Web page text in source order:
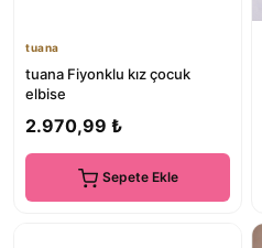
tuana
tuana Fiyonklu kız çocuk
elbise
2.970,99 ₺
Sepete Ekle